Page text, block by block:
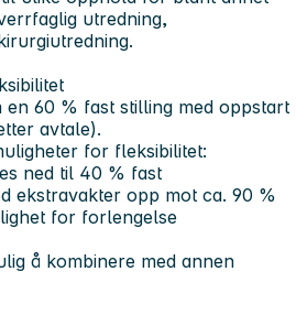
utredning,
en 60 % fast stilling med oppstart
avtale).
for fleksibilitet:
ned til 40 % fast
ekstravakter opp mot ca. 90 %
for forlengelse
å kombinere med annen